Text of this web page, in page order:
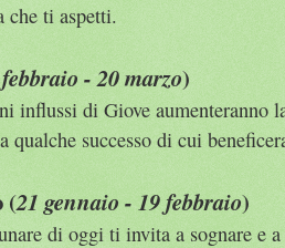
che ti aspetti.
- 20 marzo)
influssi di Giove aumenteranno
qualche successo di cui
(21 gennaio - 19 febbraio)
di oggi ti invita a sognare e